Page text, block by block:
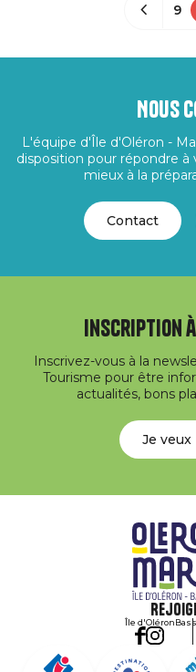
9
Nous
L'équipe d'Île d'Oléron -
disposition pour répondre à
mieux à la
Contact
Inscription
Inscrivez-vous à la
Tourisme pour être
actualités, bons
Je
Île d'Oléron